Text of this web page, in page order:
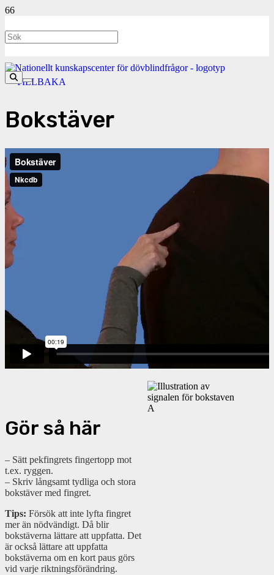
<- TILLBAKA
Bokstäver
Gör så här
– Sätt pekfingrets fingertopp mot
t.ex. ryggen.
– Skriv långsamt tydliga och stora
bokstäver med fingret.
Tips: Försök att inte lyfta fingret
mer än nödvändigt. Då blir
bokstäverna lättare att uppfatta. Det
är också lättare att uppfatta
bokstäverna om en kort paus görs
vid varje riktningsförändring.